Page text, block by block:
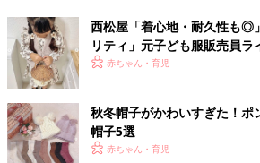
西松屋「着心地・耐久性も◎
リティ」元子ども服販売員
出かけアイテム5選
赤ちゃん・育児
秋冬帽子がかわいすぎた！ポ
帽子5選
赤ちゃん・育児